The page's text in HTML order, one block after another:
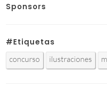
Sponsors
#Etiquetas
concurso ilustraciones